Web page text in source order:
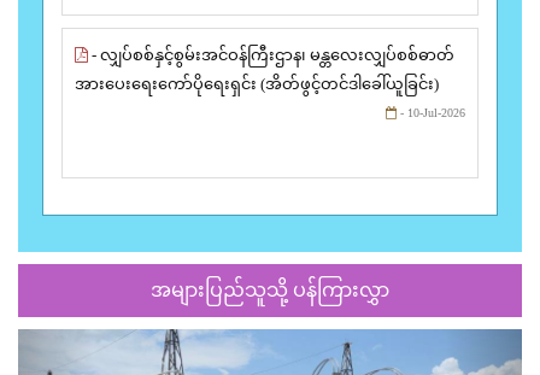
- လျှပ်စစ်နှင့်စွမ်းအင်ဝန်ကြီးဌာန၊ မန္တလေးလျှပ်စစ်ဓာတ်
အားပေးရေးကော်ပိုရေးရှင်း (အိတ်ဖွင့်တင်ဒါခေါ်ယူခြင်း)
- 10-Jul-2026
အများပြည်သူသို့ ပန်ကြားလွှာ
Previous